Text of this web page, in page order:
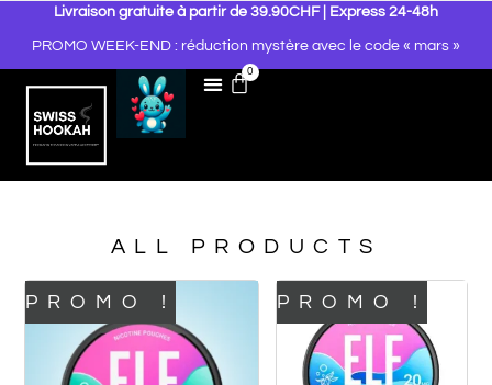
Livraison gratuite à partir de 39.90CHF | Express 24-48h
PROMO WEEK-END : réduction mystère avec le code « mars »
0
ALL PRODUCTS
PROMO ! PROMO !